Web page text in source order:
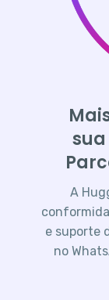
A
e suporte
no